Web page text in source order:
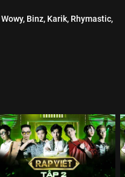
Wowy, Binz, Karik, Rhymastic,